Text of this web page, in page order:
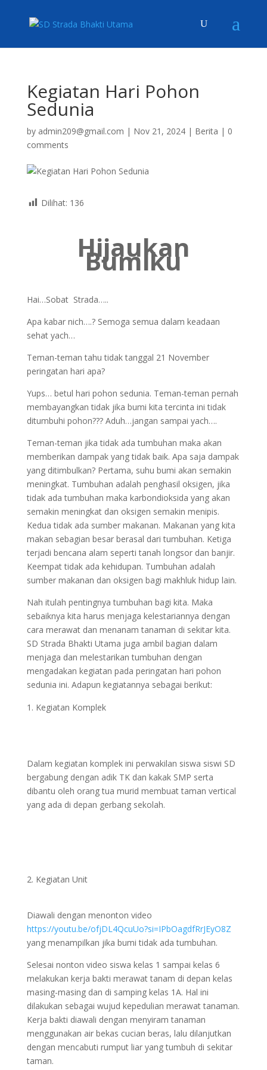
Kegiatan Hari Pohon
Sedunia
by admin209@gmail.com | Nov 21, 2024| Berita | 0
comments
Dilihat: 136
Hijaukan
Bumiku
Hai…Sobat Strada…..
Apa kabar nich….? Semoga semua dalam keadaan
sehat yach…
Teman-teman tahu tidak tanggal 21 November
peringatan hari apa?
Yups… betul hari pohon sedunia. Teman-teman pernah
membayangkan tidak jika bumi kita tercinta ini tidak
ditumbuhi pohon??? Aduh…jangan sampai yach….
Teman-teman jika tidak ada tumbuhan maka akan
memberikan dampak yang tidak baik. Apa saja dampak
yang ditimbulkan? Pertama, suhu bumi akan semakin
meningkat. Tumbuhan adalah penghasil oksigen, jika
tidak ada tumbuhan maka karbondioksida yang akan
semakin meningkat dan oksigen semakin menipis.
Kedua tidak ada sumber makanan. Makanan yang kita
makan sebagian besar berasal dari tumbuhan. Ketiga
terjadi bencana alam seperti tanah longsor dan banjir.
Keempat tidak ada kehidupan. Tumbuhan adalah
sumber makanan dan oksigen bagi makhluk hidup lain.
Nah itulah pentingnya tumbuhan bagi kita. Maka
sebaiknya kita harus menjaga kelestariannya dengan
cara merawat dan menanam tanaman di sekitar kita.
SD Strada Bhakti Utama juga ambil bagian dalam
menjaga dan melestarikan tumbuhan dengan
mengadakan kegiatan pada peringatan hari pohon
sedunia ini. Adapun kegiatannya sebagai berikut:
Kegiatan Komplek
Dalam kegiatan komplek ini perwakilan siswa siswi SD
bergabung dengan adik TK dan kakak SMP serta
dibantu oleh orang tua murid membuat taman vertical
yang ada di depan gerbang sekolah.
2. Kegiatan Unit
Diawali dengan menonton video
https://youtu.be/ofjDL4QcuUo?si=IPbOagdfRrJEyO8Z
yang menampilkan jika bumi tidak ada tumbuhan.
Selesai nonton video siswa kelas 1 sampai kelas 6
melakukan kerja bakti merawat tanam di depan kelas
masing-masing dan di samping kelas 1A. Hal ini
dilakukan sebagai wujud kepedulian merawat tanaman.
Kerja bakti diawali dengan menyiram tanaman
menggunakan air bekas cucian beras, lalu dilanjutkan
dengan mencabuti rumput liar yang tumbuh di sekitar
taman.